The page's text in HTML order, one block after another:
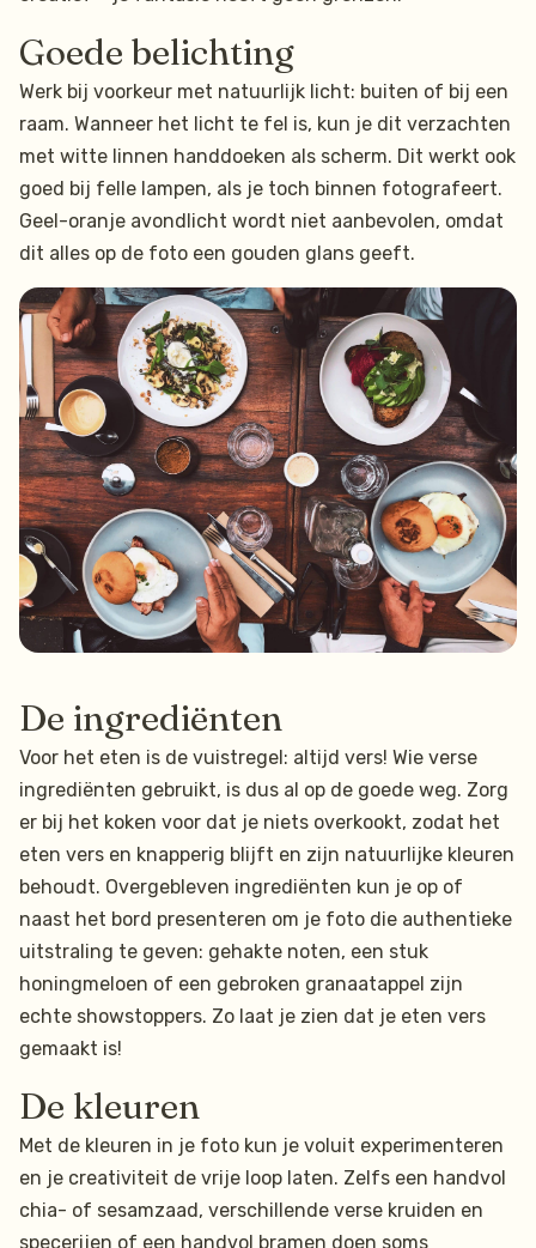
Goede belichting
Werk bij voorkeur met natuurlijk licht: buiten of bij een
raam. Wanneer het licht te fel is, kun je dit verzachten
met witte linnen handdoeken als scherm. Dit werkt ook
goed bij felle lampen, als je toch binnen fotografeert.
Geel-oranje avondlicht wordt niet aanbevolen, omdat
dit alles op de foto een gouden glans geeft.
De ingrediënten
Voor het eten is de vuistregel: altijd vers! Wie verse
ingrediënten gebruikt, is dus al op de goede weg. Zorg
er bij het koken voor dat je niets overkookt, zodat het
eten vers en knapperig blijft en zijn natuurlijke kleuren
behoudt. Overgebleven ingrediënten kun je op of
naast het bord presenteren om je foto die authentieke
uitstraling te geven: gehakte noten, een stuk
honingmeloen of een gebroken granaatappel zijn
echte showstoppers. Zo laat je zien dat je eten vers
gemaakt is!
De kleuren
Met de kleuren in je foto kun je voluit experimenteren
en je creativiteit de vrije loop laten. Zelfs een handvol
chia- of sesamzaad, verschillende verse kruiden en
specerijen of een handvol bramen doen soms